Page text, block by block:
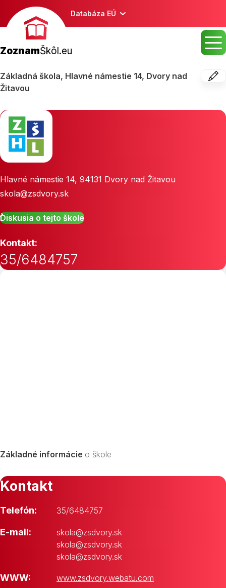
Databáza EÚ
ZoznamŠkôl.eu
Základná škola, Hlavné námestie 14, Dvory nad
Žitavou
Hlavné námestie 14, 94131 Dvory nad Žitavou
skola@zsdvory.sk
Diskusia o tejto škole
Kontakt:
35/6484757
Základné informácie o škole
Kontakt
Telefón: 35/6484757
E-mail:
skola@zsdvory.sk
skola@zsdvory.sk
skola@zsdvory.sk
WWW: www.zsdvory.webatu.com